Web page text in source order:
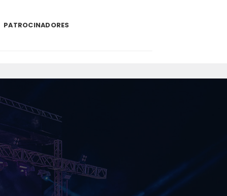
PATROCINADORES